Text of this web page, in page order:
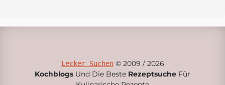
Lecker Suchen© 2009 / 2026
Kochblogs Und Die Beste Rezeptsuche Für